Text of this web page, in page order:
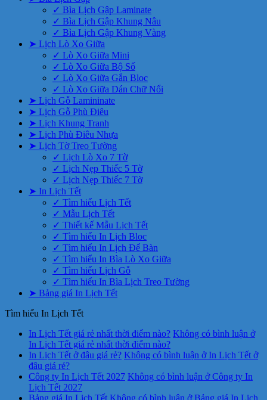
✓ Bìa Lịch Gập Laminate
✓ Bìa Lịch Gập Khung Nâu
✓ Bìa Lịch Gập Khung Vàng
➤ Lịch Lò Xo Giữa
✓ Lò Xo Giữa Mini
✓ Lò Xo Giữa Bộ Số
✓ Lò Xo Giữa Gắn Bloc
✓ Lò Xo Giữa Dán Chữ Nổi
➤ Lịch Gỗ Lamininate
➤ Lịch Gỗ Phù Điêu
➤ Lịch Khung Tranh
➤ Lịch Phù Điêu Nhựa
➤ Lịch Tờ Treo Tường
✓ Lịch Lò Xo 7 Tờ
✓ Lịch Nẹp Thiếc 5 Tờ
✓ Lịch Nẹp Thiếc 7 Tờ
➤ In Lịch Tết
✓ Tìm hiểu Lịch Tết
✓ Mẫu Lịch Tết
✓ Thiết kế Mẫu Lịch Tết
✓ Tìm hiểu In Lịch Bloc
✓ Tìm hiểu In Lịch Để Bàn
✓ Tìm hiểu In Bìa Lò Xo Giữa
✓ Tìm hiểu Lịch Gỗ
✓ Tìm hiểu In Bìa Lịch Treo Tường
➤ Bảng giá In Lịch Tết
Tìm hiểu In Lịch Tết
In Lịch Tết giá rẻ nhất thời điểm nào? Không có bình luận ở
In Lịch Tết giá rẻ nhất thời điểm nào?
In Lịch Tết ở đâu giá rẻ? Không có bình luận ở In Lịch Tết ở
đâu giá rẻ?
Công ty In Lịch Tết 2027 Không có bình luận ở Công ty In
Lịch Tết 2027
Bảng giá In Lịch Tết Không có bình luận ở Bảng giá In Lịch